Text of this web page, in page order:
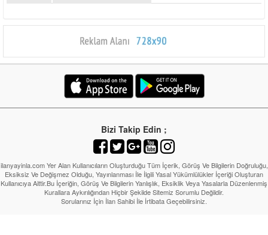
Bizi Takip Edin ;
ilanyayinla.com Yer Alan Kullanıcıların Oluşturduğu Tüm İçerik, Görüş Ve Bilgilerin Doğruluğu,
Eksiksiz Ve Değişmez Olduğu, Yayınlanması İle İlgili Yasal Yükümlülükler İçeriği Oluşturan
Kullanıcıya Aittir.Bu İçeriğin, Görüş Ve Bilgilerin Yanlışlık, Eksiklik Veya Yasalarla Düzenlenmiş
Kurallara Aykırılığından Hiçbir Şekilde Sitemiz Sorumlu Değildir.
Sorularınız İçin İlan Sahibi İle İrtibata Geçebilirsiniz.